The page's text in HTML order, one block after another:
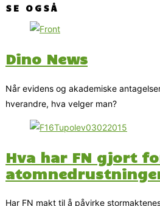
SE OGSÅ
Dino News
Når evidens og akademiske
hverandre, hva velger man?
Hva har FN gjort
Har FN makt til å påvirke